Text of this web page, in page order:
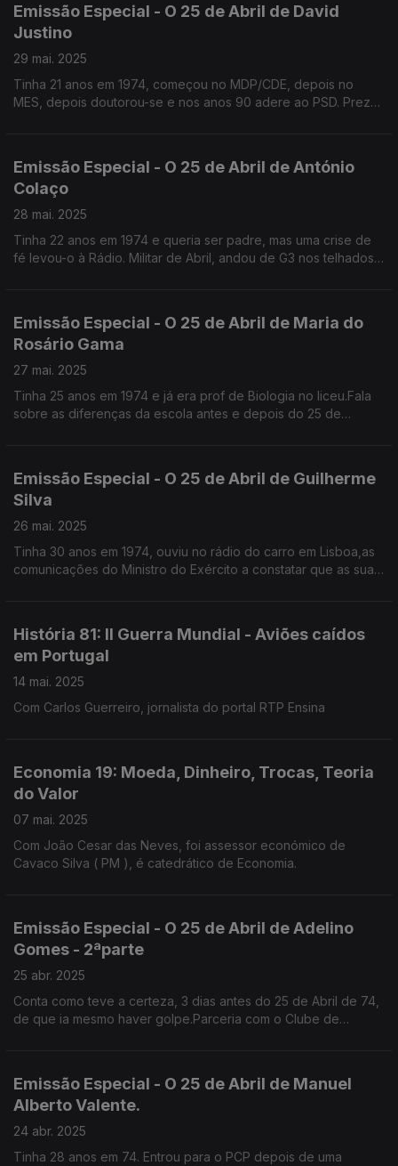
Emissão Especial - O 25 de Abril de David
Justino
29 mai. 2025
Tinha 21 anos em 1974, começou no MDP/CDE, depois no
MES, depois doutorou-se e nos anos 90 adere ao PSD. Preza
Emissão Especial - O 25 de Abril de António
Colaço
28 mai. 2025
Tinha 22 anos em 1974 e queria ser padre, mas uma crise de
fé levou-o à Rádio. Militar de Abril, andou de G3 nos telhados
Emissão Especial - O 25 de Abril de Maria do
Rosário Gama
27 mai. 2025
Tinha 25 anos em 1974 e já era prof de Biologia no liceu.Fala
sobre as diferenças da escola antes e depois do 25 de
Emissão Especial - O 25 de Abril de Guilherme
Silva
26 mai. 2025
Tinha 30 anos em 1974, ouviu no rádio do carro em Lisboa,as
comunicações do Ministro do Exército a constatar que as suas
História 81: II Guerra Mundial - Aviões caídos
em Portugal
14 mai. 2025
Com Carlos Guerreiro, jornalista do portal RTP Ensina
Economia 19: Moeda, Dinheiro, Trocas, Teoria
do Valor
07 mai. 2025
Com João Cesar das Neves, foi assessor económico de
Cavaco Silva ( PM ), é catedrático de Economia.
Emissão Especial - O 25 de Abril de Adelino
Gomes - 2ªparte
25 abr. 2025
Conta como teve a certeza, 3 dias antes do 25 de Abril de 74,
de que ia mesmo haver golpe.Parceria com o Clube de
Emissão Especial - O 25 de Abril de Manuel
Alberto Valente.
24 abr. 2025
Tinha 28 anos em 74. Entrou para o PCP depois de uma